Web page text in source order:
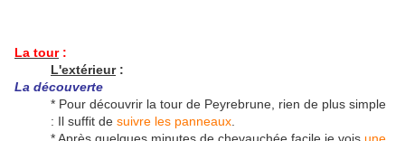
La tour :
L'extérieur:
La découverte
* Pour découvrir la tour de Peyrebrune, rien de plus simple
: Il suffit de suivre les panneaux